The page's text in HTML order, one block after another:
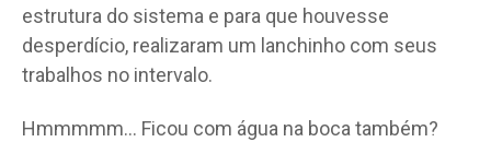
estrutura do sistema e para que houvesse
desperdício, realizaram um lanchinho com seus
trabalhos no intervalo.
Hmmmmm… Ficou com água na boca também?